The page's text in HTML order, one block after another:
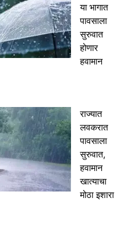
या भागात
पावसाला
सुरुवात
होणार
हवामान
राज्यात
लवकरात
पावसाला
सुरुवात,
हवामान
खात्याचा
मोठा इशारा